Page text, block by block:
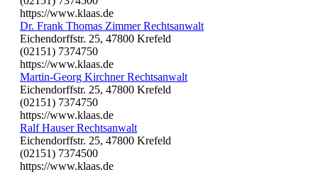
https://www.klaas.de
Dr. Frank Thomas Zimmer Rechtsanwalt
Eichendorffstr. 25, 47800 Krefeld
(02151) 7374750
https://www.klaas.de
Martin-Georg Kirchner Rechtsanwalt
Eichendorffstr. 25, 47800 Krefeld
(02151) 7374750
https://www.klaas.de
Ralf Hauser Rechtsanwalt
Eichendorffstr. 25, 47800 Krefeld
(02151) 7374500
https://www.klaas.de